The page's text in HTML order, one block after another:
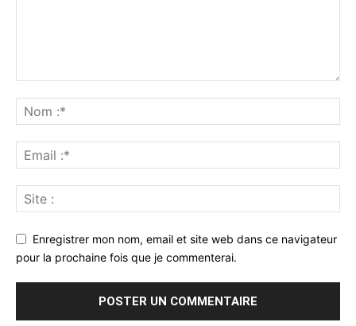
Enregistrer mon nom, email et site web dans ce navigateur
pour la prochaine fois que je commenterai.